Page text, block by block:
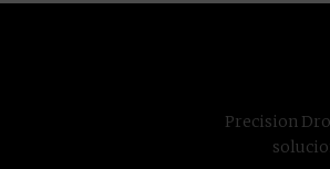
Precision